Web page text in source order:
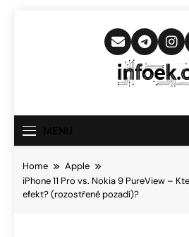
Home
Apple
iPhone 11 Pro vs. Nokia 9 PureView –
efekt? (rozostřené pozadí)?